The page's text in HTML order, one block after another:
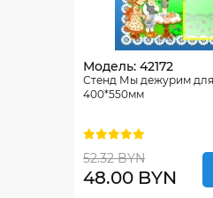
Модель: 42172
Стенд Мы дежурим
400*550мм
52.32 BYN
48.00 BYN